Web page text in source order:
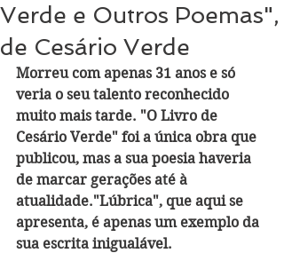
Verde e Outros Poemas",
de Cesário Verde
Morreu com apenas 31 anos e só
veria o seu talento reconhecido
muito mais tarde. "O Livro de
Cesário Verde" foi a única obra que
publicou, mas a sua poesia haveria
de marcar gerações até à
atualidade."Lúbrica", que aqui se
apresenta, é apenas um exemplo da
sua escrita inigualável.